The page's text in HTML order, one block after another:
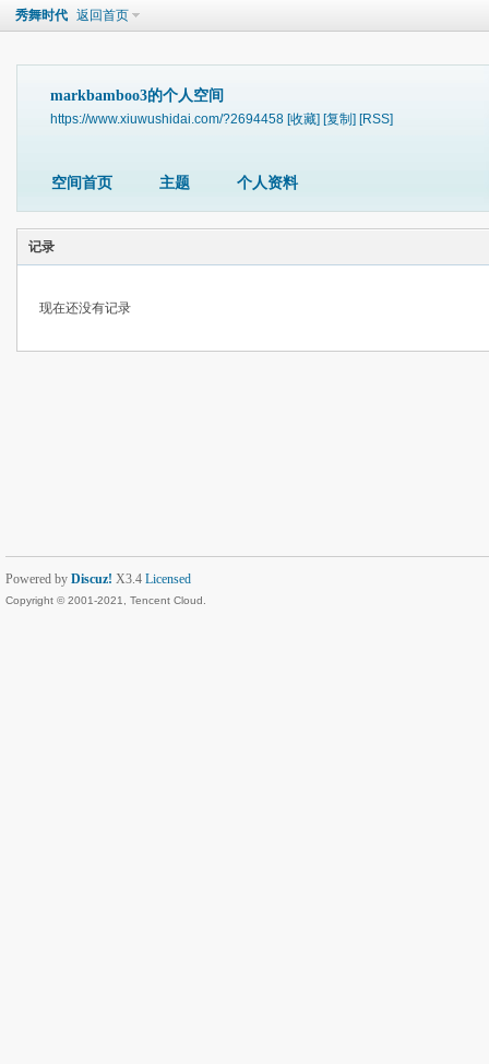
秀舞时代 返回首页
markbamboo3的个人空间
https://www.xiuwushidai.com/?2694458 [收藏] [复制] [RSS]
空间首页 主题 个人资料
记录
现在还没有记录
Powered by Discuz! X3.4 Licensed
Copyright © 2001-2021, Tencent Cloud.